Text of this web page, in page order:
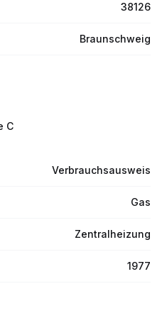
38126
Braunschweig
C
Verbrauchsausweis
Gas
Zentralheizung
1977